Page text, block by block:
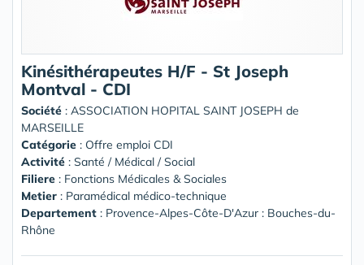
Kinésithérapeutes H/F - St Joseph
Montval - CDI
Société : ASSOCIATION HOPITAL SAINT JOSEPH de
MARSEILLE
Catégorie : Offre emploi CDI
Activité : Santé / Médical / Social
Filiere : Fonctions Médicales & Sociales
Metier : Paramédical médico-technique
Departement : Provence-Alpes-Côte-D'Azur : Bouches-du-
Rhône